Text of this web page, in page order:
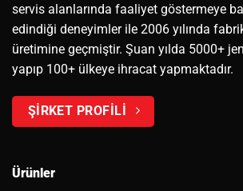
servis alanlarında faaliyet göstermeye
edindiği deneyimler ile 2006 yılında
üretimine geçmiştir. Şuan yılda 5000+
yapıp 100+ ülkeye ihracat yapmaktadır.
ŞİRKET PROFİLİ
Ürünler